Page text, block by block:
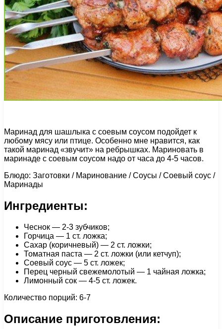
Маринад для шашлыка с соевым соусом подойдет к
любому мясу или птице. Особенно мне нравится, как
такой маринад «звучит» на ребрышках. Мариновать в
маринаде с соевым соусом надо от часа до 4-5 часов.
Блюдо: Заготовки / Маринование / Соусы / Соевый соус /
Маринады
Ингредиенты:
Чеснок — 2-3 зубчиков;
Горчица — 1 ст. ложка;
Сахар (коричневый) — 2 ст. ложки;
Томатная паста — 2 ст. ложки (или кетчуп);
Соевый соус — 5 ст. ложек;
Перец черный свежемолотый — 1 чайная ложка;
Лимонный сок — 4-5 ст. ложек.
Количество порций: 6-7
Описание приготовления: